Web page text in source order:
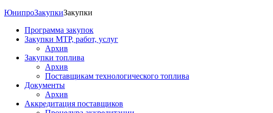
ЮнипроЗакупкиЗакупки
Программа закупок
Закупки МТР, работ, услуг
Архив
Закупки топлива
Архив
Поставщикам технологического топлива
Документы
Архив
Аккредитация поставщиков